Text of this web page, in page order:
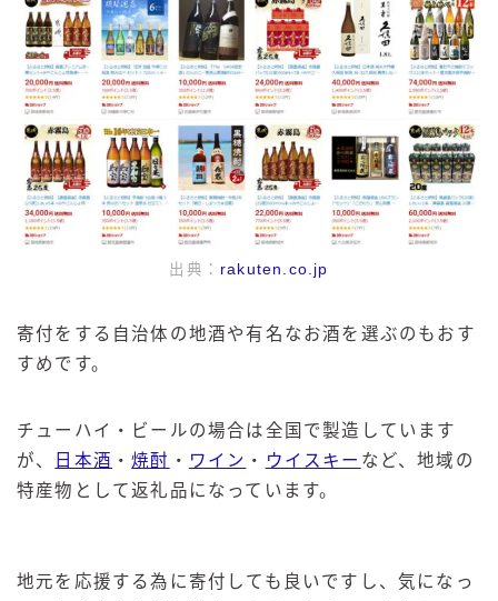
出典： rakuten.co.jp
寄付をする自治体の地酒や有名なお酒を選ぶのもおす
すめです。
チューハイ・ビールの場合は全国で製造しています
が、
日本酒 ・焼酎 ・ ワイン ・ ウイスキー など、地域の
特産物として返礼品になっています。
地元を応援する為に寄付しても良いですし、気になっ